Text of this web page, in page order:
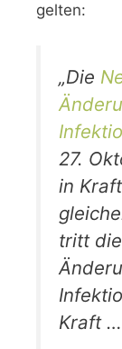
gelten:
„Die
27.
in
tritt
Kraft …